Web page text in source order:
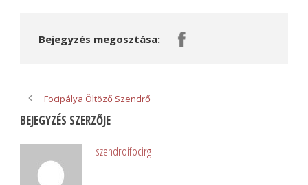
Bejegyzés megosztása:
Focipálya Öltöző Szendrő
BEJEGYZÉS SZERZŐJE
szendroifocirg